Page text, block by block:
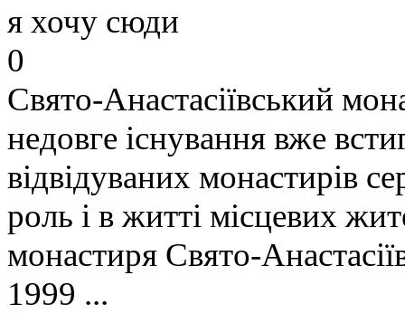
я хочу сюди
0
Свято-Анастасіївський
недовге існування вже
відвідуваних монастирів
роль і в житті місцевих
монастиря Свято-
1999 ...